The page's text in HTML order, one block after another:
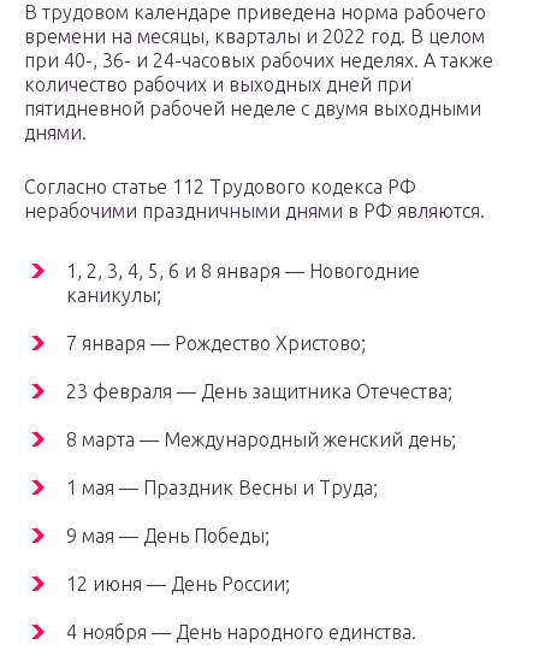
В трудовом календаре приведена норма рабочего
времени на месяцы, кварталы и 2022 год. В целом
при 40-, 36- и 24-часовых рабочих неделях. А также
количество рабочих и выходных дней при
пятидневной рабочей неделе с двумя выходными
днями.
Согласно статье 112 Трудового кодекса РФ
нерабочими праздничными днями в РФ являются.
1, 2, 3, 4, 5, 6 и 8 января — Новогодние
каникулы;
7 января — Рождество Христово;
23 февраля — День защитника Отечества;
8 марта — Международный женский день;
1 мая — Праздник Весны и Труда;
9 мая — День Победы;
12 июня — День России;
4 ноября — День народного единства.